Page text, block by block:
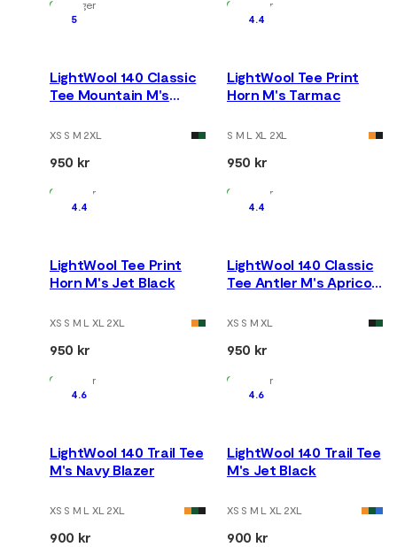
På lager
På lager
5
LightWool 140 Classic
Tee Mountain M's
XS S M 2XL
950 kr
På lager
4.4
LightWool Tee Print
Horn M's Tarmac
S M L XL 2XL
950 kr
På lager
4.4
LightWool Tee Print
Horn M's Jet Black
XS S M L XL 2XL
950 kr
På lager
4.4
LightWool 140 Classic
Tee Antler M's Apricot
XS S M XL
950 kr
På lager
4.6
LightWool 140 Trail Tee
M's Navy Blazer
XS S M L XL 2XL
900 kr
4.6
LightWool 140 Trail Tee
M's Jet Black
XS S M L XL 2XL
900 kr